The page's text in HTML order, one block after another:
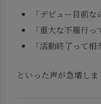
「デビュー目前な
「重大な不履行っ
「活動終了って相
といった声が急増しま